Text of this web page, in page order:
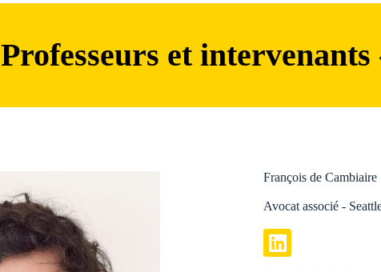
Professeurs et intervenants
François de Cambiaire
Avocat associé -